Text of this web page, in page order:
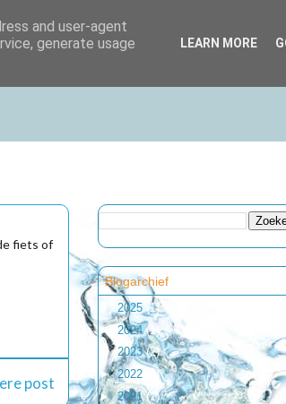
fiets of
post
Blogarchief
2025 (1)
► 2024(1)
►2023(2)
►2022
(1)
►2021(1)
and user-agent
generate usage
LEARN MORE